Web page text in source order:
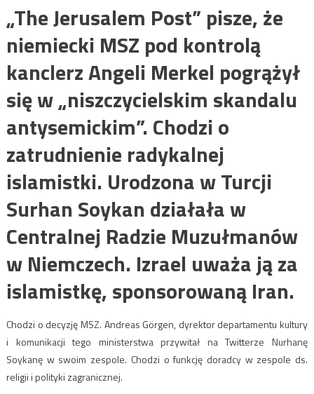
„The Jerusalem Post” pisze, że
niemiecki MSZ pod kontrolą
kanclerz Angeli Merkel pogrążył
się w „niszczycielskim skandalu
antysemickim”. Chodzi o
zatrudnienie radykalnej
islamistki. Urodzona w Turcji
Surhan Soykan działała w
Centralnej Radzie Muzułmanów
w Niemczech. Izrael uważa ją za
islamistkę, sponsorowaną Iran.
Chodzi o decyzję MSZ. Andreas Görgen, dyrektor departamentu kultury
i komunikacji tego ministerstwa przywitał na Twitterze Nurhanę
Soykanę w swoim zespole. Chodzi o funkcję doradcy w zespole ds.
religii i polityki zagranicznej.